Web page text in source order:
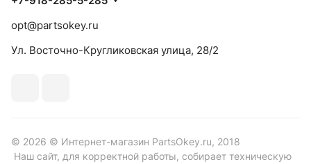
opt@partsokey.ru
Ул. Восточно-Кругликовская улица, 28/2
© 2026 © Интернет-магазин PartsOkey.ru, 2018
Наш сайт, для корректной работы, собирает техническую